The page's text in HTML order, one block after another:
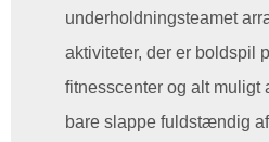
underholdningsteamet
aktiviteter, der er boldspil
fitnesscenter og alt muligt
bare slappe fuldstændig